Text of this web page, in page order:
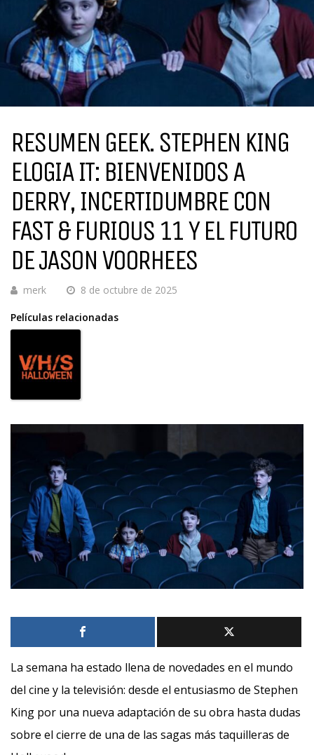
RESUMEN GEEK. STEPHEN KING
ELOGIA IT: BIENVENIDOS A
DERRY, INCERTIDUMBRE CON
FAST & FURIOUS 11 Y EL FUTURO
DE JASON VOORHEES
merk 8 de octubre de 2025
Películas relacionadas
La semana ha estado llena de novedades en el mundo
del cine y la televisión: desde el entusiasmo de Stephen
King por una nueva adaptación de su obra hasta dudas
sobre el cierre de una de las sagas más taquilleras de